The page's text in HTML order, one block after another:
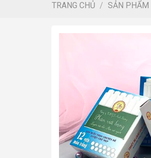
TRANG CHỦ / SẢN PHẨM